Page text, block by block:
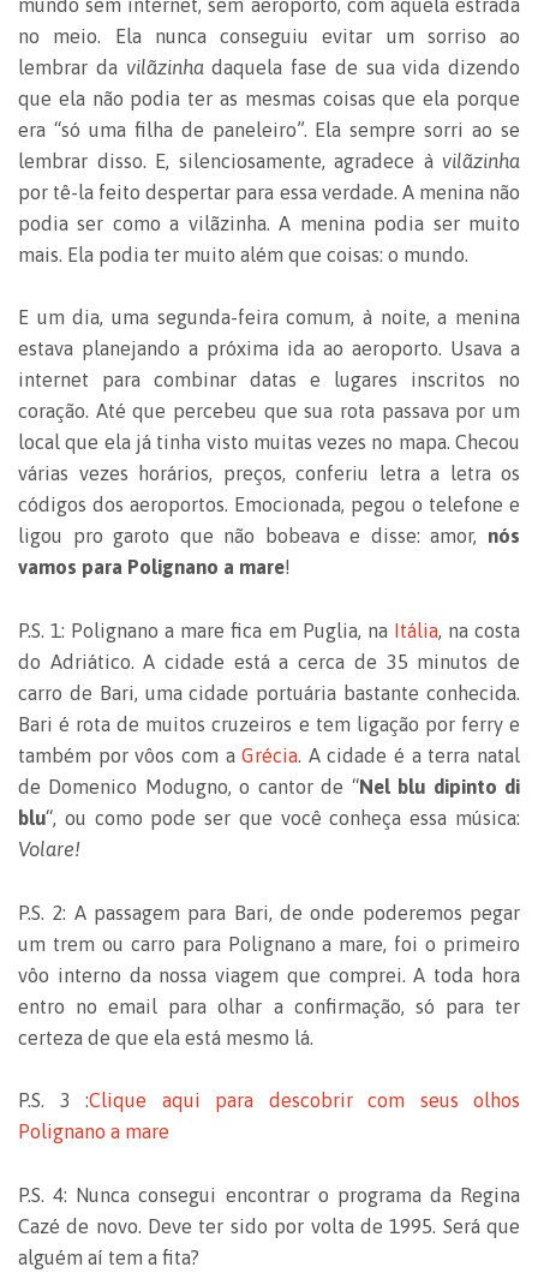
mundo sem internet, sem aeroporto, com aquela estrada
no meio. Ela nunca conseguiu evitar um sorriso ao
lembrar da vilãzinhadaquela fase de sua vida dizendo
que ela não podia ter as mesmas coisas que ela porque
era “só uma filha de paneleiro”. Ela sempre sorri ao se
lembrar disso. E, silenciosamente, agradece à vilãzinha
por tê-la feito despertar para essa verdade. A menina não
podia ser como a vilãzinha. A menina podia ser muito
mais. Ela podia ter muito além que coisas: o mundo.
E um dia, uma segunda-feira comum, à noite, a menina
estava planejando a próxima ida ao aeroporto. Usava a
internet para combinar datas e lugares inscritos no
coração. Até que percebeu que sua rota passava por um
local que ela já tinha visto muitas vezes no mapa. Checou
várias vezes horários, preços, conferiu letra a letra os
códigos dos aeroportos. Emocionada, pegou o telefone e
ligou pro garoto que não bobeava e disse: amor, nós
vamos para Polignano a mare!
P.S. 1: Polignano a mare fica em Puglia, na Itália, na costa
do Adriático. A cidade está a cerca de 35 minutos de
carro de Bari, uma cidade portuária bastante conhecida.
Bari é rota de muitos cruzeiros e tem ligação por ferry e
também por vôos com aGrécia. A cidade é a terra natal
de Domenico Modugno, o cantor de “Nel blu dipinto di
blu“, ou como pode ser que você conheça essa música:
Volare!
P.S. 2: A passagem para Bari, de onde poderemos pegar
um trem ou carro para Polignano a mare, foi o primeiro
vôo interno da nossa viagem que comprei. A toda hora
entro no email para olhar a confirmação, só para ter
certeza de que ela está mesmo lá.
P.S. 3 :Clique aqui para descobrir com seus olhos
Polignano a mare
P.S. 4: Nunca consegui encontrar o programa da Regina
Cazé de novo. Deve ter sido por volta de 1995. Será que
alguém aí tem a fita?